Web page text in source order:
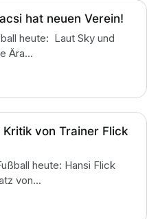
hat neuen Verein!
heute: Laut Sky und
Ära...
von Trainer Flick
heute: Hansi Flick
von...